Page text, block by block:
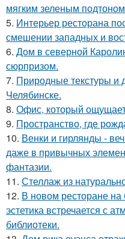
мягким зеленым
5. Интерьер ресторана
смешении западных и
6. Дом в северной
сюрпризом.
7. Природные текстуры и
Челябинске.
8. Офис, который
9. Пространство, где
10. Венки и гирлянды -
даже в привычных
фантазии.
11. Стеллаж из
12. В новом ресторане на
эстетика встречается с
библиотеки.